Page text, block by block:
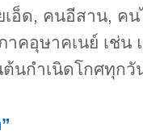
เอ็ด, คนอีสาน, ค
คอุษาคเนย์ เช่น
นกำเนิดโกศทุกวั